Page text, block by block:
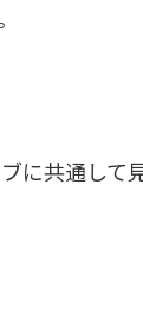
共通して